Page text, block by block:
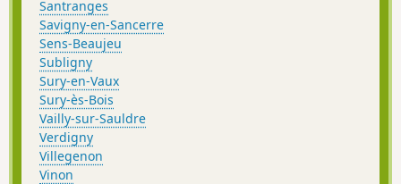
Santranges
Savigny-en-Sancerre
Sens-Beaujeu
Subligny
Sury-en-Vaux
Sury-ès-Bois
Vailly-sur-Sauldre
Verdigny
Villegenon
Vinon